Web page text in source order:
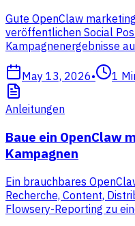
Gute OpenClaw
veröffentlichen Social
Kampagnenergebnisse
May 13, 2026• 1
Anleitungen
Baue ein OpenClaw
Kampagnen
Ein brauchbares
Recherche, Content,
Flowsery-Reporting zu